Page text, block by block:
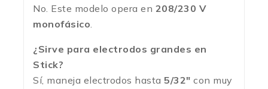
No. Este modelo opera en 208/230 V
monofásico.
¿Sirve para electrodos grandes en
Stick?
Sí, maneja electrodos hasta 5/32″ con muy